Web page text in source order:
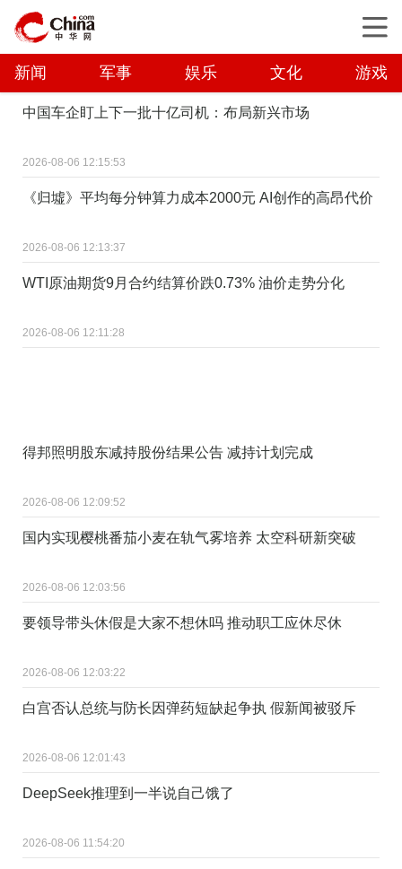
新闻 军事 娱乐 文化 游戏
中国车企盯上下一批十亿司机：布局新兴市场
2026-08-06 12:15:53
《归墟》平均每分钟算力成本2000元 AI创作的高昂代价
2026-08-06 12:13:37
WTI原油期货9月合约结算价跌0.73% 油价走势分化
2026-08-06 12:11:28
得邦照明股东减持股份结果公告 减持计划完成
2026-08-06 12:09:52
国内实现樱桃番茄小麦在轨气雾培养 太空科研新突破
2026-08-06 12:03:56
要领导带头休假是大家不想休吗 推动职工应休尽休
2026-08-06 12:03:22
白宫否认总统与防长因弹药短缺起争执 假新闻被驳斥
2026-08-06 12:01:43
DeepSeek推理到一半说自己饿了
2026-08-06 11:54:20